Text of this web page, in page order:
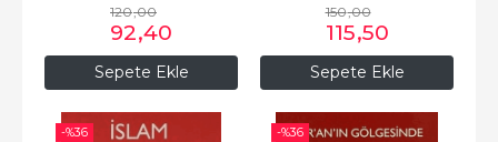
Sepete Ekle
120,00
92,40
Sepete Ekle
150,00
115,50
-%36 -%36